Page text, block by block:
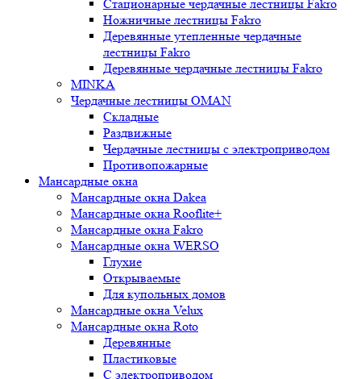
Стационарные чердачные лестницы Fakro
Ножничные лестницы Fakro
Деревянные утепленные чердачные
лестницы Fakro
Деревянные чердачные лестницы Fakro
MINKA
Чердачные лестницы OMAN
Складные
Раздвижные
Чердачные лестницы с электроприводом
Противопожарные
Мансардные окна
Мансардные окна Dakea
Мансардные окна Rooflite+
Мансардные окна Fakro
Мансардные окна WERSO
Глухие
Открываемые
Для купольных домов
Мансардные окна Velux
Мансардные окна Roto
Деревянные
Пластиковые
С электроприводом